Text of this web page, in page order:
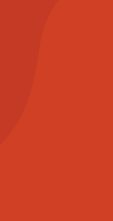
Fenster)